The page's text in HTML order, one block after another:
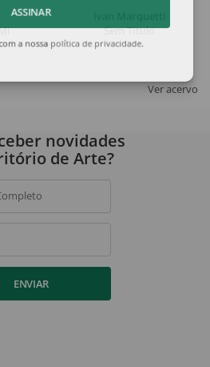
Sem Título
Ver acervo
ASSINAR
a nossapolítica de privacidade
novidades
de Arte?
ENVIAR